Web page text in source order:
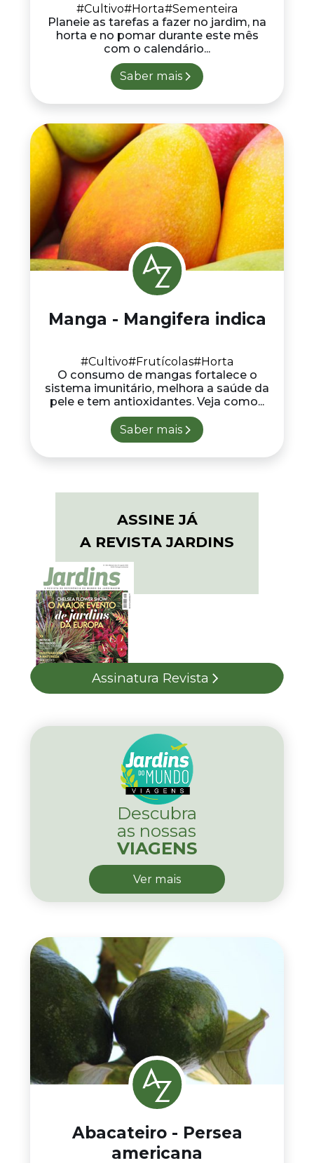
#Cultivo#Horta#Sementeira
Planeie as tarefas a fazer no jardim, na
horta e no pomar durante este mês
com o calendário...
Saber mais
Manga - Mangifera indica
#Cultivo#Frutícolas#Horta
O consumo de mangas fortalece o
sistema imunitário, melhora a saúde da
pele e tem antioxidantes. Veja como...
Saber mais
ASSINE JÁ
A REVISTA JARDINS
Assinatura Revista
Descubra
as nossas
VIAGENS
Ver mais
Abacateiro - Persea
americana